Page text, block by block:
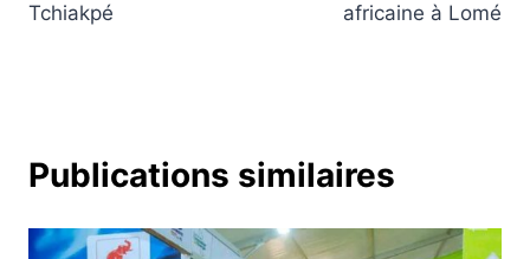
Tchiakpé
africaine à Lomé
Publications similaires